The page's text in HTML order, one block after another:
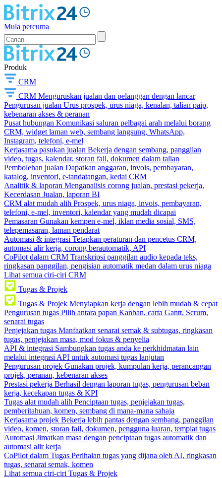
Mula percuma
Produk
CRM
CRM Menguruskan jualan dan pelanggan dengan lancar
Pengurusan jualan Urus prospek, urus niaga, kenalan, talian paip,
kebenaran akses & peranan
Pusat hubungan Komunikasi saluran pelbagai arah melalui borang
CRM, widget laman web, sembang langsung, WhatsApp,
Instagram, telefoni, e-mel
Kerjasama pasukan jualan Bekerja dengan sembang, panggilan
video, tugas, kalendar, storan fail, dokumen dalam talian
Pembolehan jualan Dapatkan anggaran, invois, pembayaran,
katalog, inventori, e-tandatangan, kedai CRM
Analitik & laporan Menganalisis corong jualan, prestasi pekerja,
Kecerdasan Jualan, laporan BI
CRM alat mudah alih Prospek, urus niaga, invois, pembayaran,
telefoni, e-mel, inventori, kalendar yang mudah dicapai
Pemasaran Gunakan kempen e-mel, iklan media sosial, SMS,
telepemasaran, laman pendarat
Automasi & integrasi Tetapkan peraturan dan pencetus CRM,
automasi alir kerja, corong berautomatik, API
CoPilot dalam CRM Transkripsi panggilan audio kepada teks,
ringkasan panggilan, pengisian automatik medan dalam urus niaga
Lihat semua ciri-ciri CRM
Tugas & Projek
Tugas & Projek Menyiapkan kerja dengan lebih mudah & cepat
Pengurusan tugas Pilih antara papan Kanban, carta Gantt, Scrum,
senarai tugas
Penjejakan tugas Manfaatkan senarai semak & subtugas, ringkasan
tugas, penjejakan masa, mod fokus & penyelia
API & integrasi Sambungkan tugas anda ke perkhidmatan lain
melalui integrasi API untuk automasi tugas lanjutan
Pengurusan projek Gunakan projek, kumpulan kerja, perancangan
projek, peranan, kebenaran akses
Prestasi pekerja Berhasil dengan laporan tugas, pengurusan beban
kerja, kecekapan tugas & KPI
Tugas alat mudah alih Penciptaan tugas, penjejakan tugas,
pemberitahuan, komen, sembang di mana-mana sahaja
Kerjasama projek Bekerja lebih pantas dengan sembang, panggilan
video, komen, storan fail, dokumen, pengguna luaran, templat tugas
Automasi Jimatkan masa dengan penciptaan tugas automatik dan
automasi alir kerja
CoPilot dalam Tugas Perihalan tugas yang dijana oleh AI, ringkasan
tugas, senarai semak, komen
Lihat semua ciri-ciri Tugas & Projek